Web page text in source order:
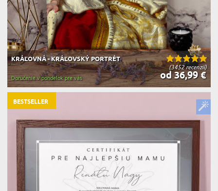
(3452 recenzií)
KRÁĽOVNÁ - KRÁĽOVSKÝ PORTRÉT
od 36,99 €
Doručenie v pondelok pre vás
BESTSELLER